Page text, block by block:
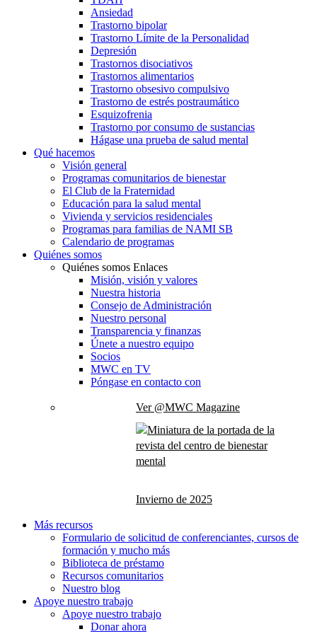
Ansiedad
Trastorno bipolar
Trastorno Límite de la Personalidad
Depresión
Trastornos disociativos
Trastornos alimentarios
Trastorno obsesivo compulsivo
Trastorno de estrés postraumático
Esquizofrenia
Trastorno por consumo de sustancias
Hágase una prueba de salud mental
Qué hacemos
Visión general
Programas comunitarios de bienestar
El Club de la Fraternidad
Educación para la salud mental
Vivienda y servicios residenciales
Programas para familias de NAMI SB
Calendario de programas
Quiénes somos
Quiénes somos Enlaces
Misión, visión y valores
Nuestra historia
Consejo de Administración
Nuestro personal
Transparencia y finanzas
Únete a nuestro equipo
Socios
MWC en TV
Póngase en contacto con
Ver @MWC Magazine
Invierno de 2025
Más recursos
Formulario de solicitud de conferenciantes, cursos de
formación y mucho más
Biblioteca de préstamo
Recursos comunitarios
Nuestro blog
Apoye nuestro trabajo
Apoye nuestro trabajo
Donar ahora